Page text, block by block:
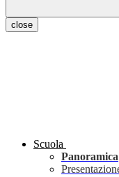
close
Scuola
Panoramica